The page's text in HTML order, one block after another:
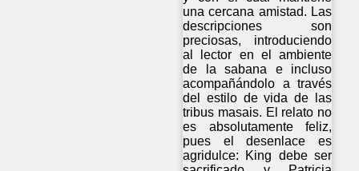
una cercana amistad. Las
descripciones son
preciosas, introduciendo
al lector en el ambiente
de la sabana e incluso
acompañándolo a través
del estilo de vida de las
tribus masais. El relato no
es absolutamente feliz,
pues el desenlace es
agridulce: King debe ser